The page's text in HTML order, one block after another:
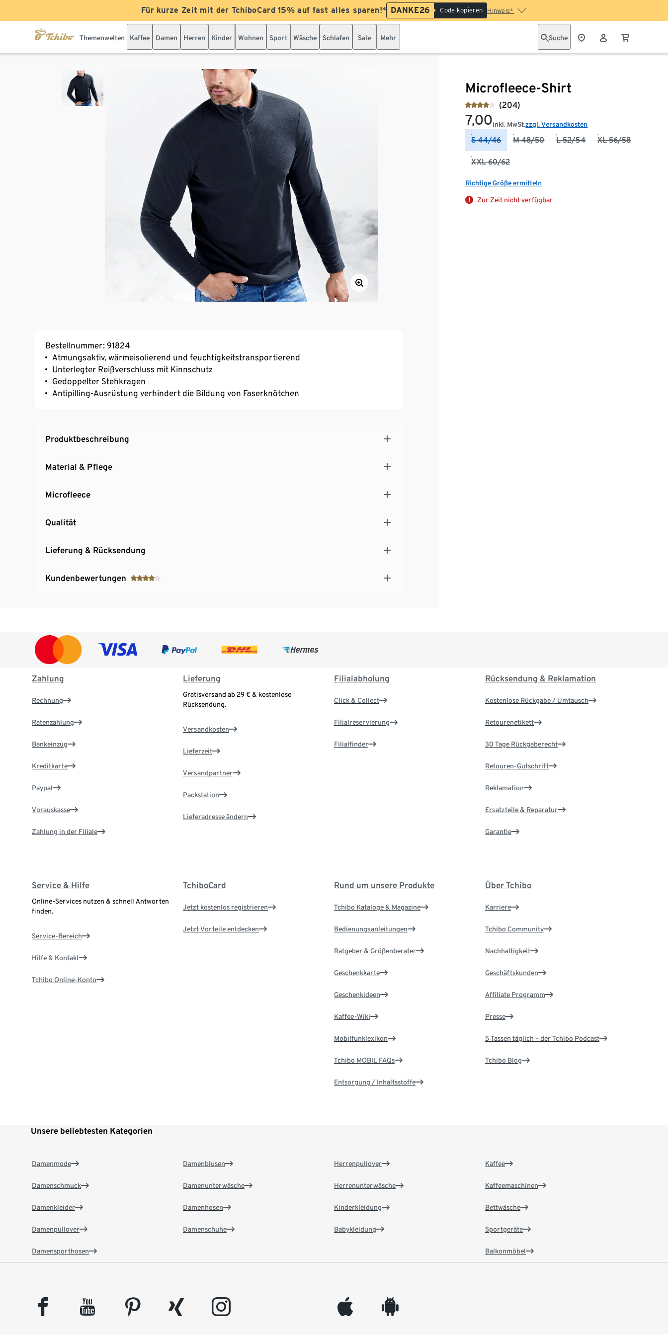
Für kurze Zeit mit der TchiboCard 15% auf fast alles sparen!* DANKE26 Code kopieren Hinweis*
Themenwelten Kaffee Damen Herren Kinder Wohnen Sport Wäsche Schlafen Sale Mehr Suche
Microfleece-Shirt
(204)
7,00inkl. MwSt.zzgl. Versandkosten
S 44/46 M 48/50 L 52/54 XL 56/58
XXL 60/62
Richtige Größe ermitteln
Zur Zeit nicht verfügbar
Bestellnummer: 91824
Atmungsaktiv, wärmeisolierend und feuchtigkeitstransportierend
Unterlegter Reißverschluss mit Kinnschutz
Gedoppelter Stehkragen
Antipilling-Ausrüstung verhindert die Bildung von Faserknötchen
Produktbeschreibung
Material & Pflege
Microfleece
Qualität
Lieferung & Rücksendung
Kundenbewertungen
Zahlung
Rechnung
Ratenzahlung
Bankeinzug
Kreditkarte
Paypal
Vorauskasse
Zahlung in der Filiale
Lieferung
Gratisversand ab 29 € & kostenlose
Rücksendung.
Versandkosten
Lieferzeit
Versandpartner
Packstation
Lieferadresse ändern
Filialabholung
Click & Collect
Filialreservierung
Filialfinder
Rücksendung & Reklamation
Kostenlose Rückgabe / Umtausch
Retourenetikett
30 Tage Rückgaberecht
Retouren-Gutschrift
Reklamation
Ersatzteile & Reparatur
Garantie
Service & Hilfe
Online-Services nutzen & schnell Antworten
finden.
Service-Bereich
Hilfe & Kontakt
Tchibo Online-Konto
TchiboCard
Jetzt kostenlos registrieren
Jetzt Vorteile entdecken
Rund um unsere Produkte
Tchibo Kataloge & Magazine
Bedienungsanleitungen
Ratgeber & Größenberater
Geschenkkarte
Geschenkideen
Kaffee-Wiki
Mobilfunklexikon
Tchibo MOBIL FAQs
Entsorgung / Inhaltsstoffe
Über Tchibo
Karriere
Tchibo Community
Nachhaltigkeit
Geschäftskunden
Affiliate Programm
Presse
5 Tassen täglich – der Tchibo Podcast
Tchibo Blog
Unsere beliebtesten Kategorien
Damenmode
Damenschmuck
Damenkleider
Damenpullover
Damensporthosen
Damenblusen
Damenunterwäsche
Damenhosen
Damenschuhe
Herrenpullover
Herrenunterwäsche
Kinderkleidung
Babykleidung
Kaffee
Kaffeemaschinen
Bettwäsche
Sportgeräte
Balkonmöbel
facebook youtube pinterest xing instagram appleinc android